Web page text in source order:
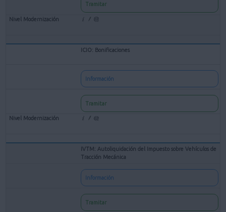
Tramitar
ICIO: Bonificaciones
Información
Tramitar
IVTM: Autoliquidación del Impuesto sobre Vehículos de
Tracción Mecánica
Información
Tramitar